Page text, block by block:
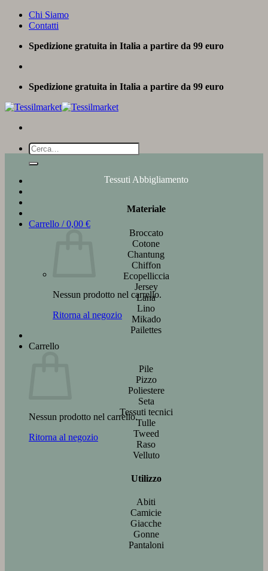
Salta
Chi Siamo
Contatti
Spedizione gratuita in Italia a partire da 99 euro
Spedizione gratuita in Italia a partire da 99 euro
Cerca:
Carrello /0,00 €
Nessun prodotto nel carrello.
Ritorna al negozio
Carrello
Nessun prodotto nel carrello.
Ritorna al negozio
Tessuti Abbigliamento
Materiale
Broccato
Cotone
Chantung
Chiffon
Ecopelliccia
Jersey
Lana
Lino
Mikado
Pailettes
Pile
Pizzo
Poliestere
Seta
Tessuti tecnici
Tulle
Tweed
Raso
Velluto
Utilizzo
Abiti
Camicie
Giacche
Gonne
Pantaloni